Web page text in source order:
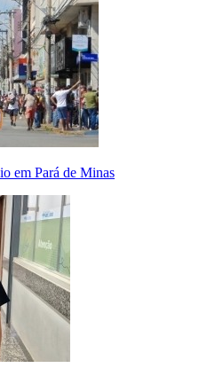
em Pará de Minas